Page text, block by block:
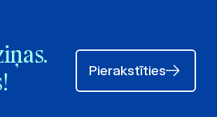
Pierakstīties